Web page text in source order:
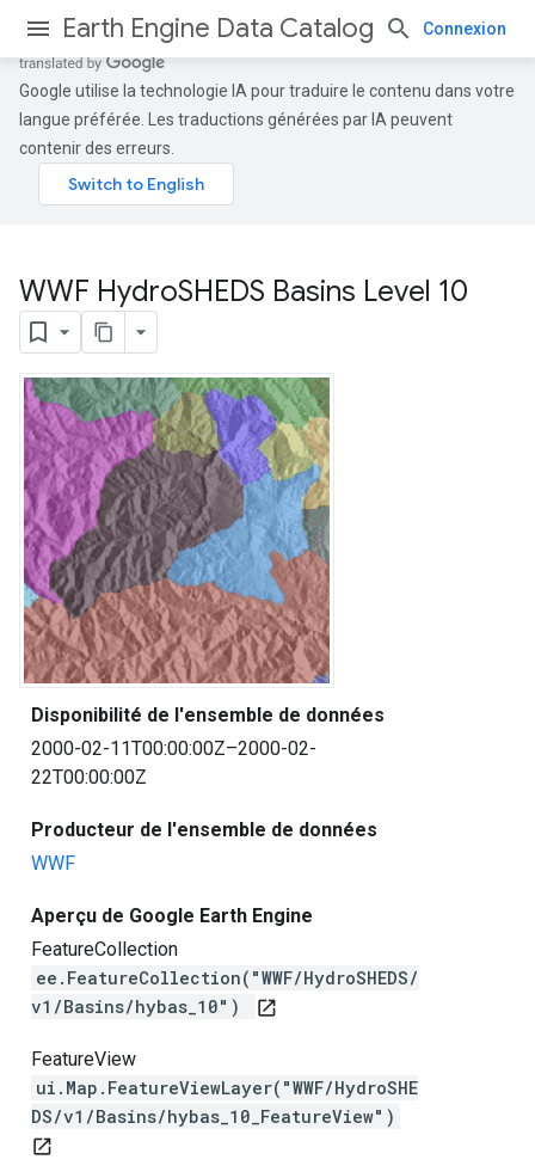
Earth Engine Data Catalog Connexion
Google utilise la technologie IA pour traduire le contenu dans votre
langue préférée. Les traductions générées par IA peuvent
contenir des erreurs.
WWF HydroSHEDS Basins Level 10
Disponibilité de l'ensemble de données
2000-02-11T00:00:00Z–2000-02-
22T00:00:00Z
Producteur de l'ensemble de données
WWF
Aperçu de Google Earth Engine
FeatureCollection
ee.FeatureCollection("WWF/HydroSHEDS/
v1/Basins/hybas_10")
open_in_new
FeatureView
ui.Map.FeatureViewLayer("WWF/HydroSHE
DS/v1/Basins/hybas_10_FeatureView")
open_in_new